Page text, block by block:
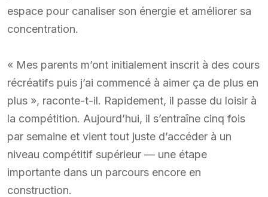
espace pour canaliser son énergie et améliorer sa
concentration.
« Mes parents m’ont initialement inscrit à des cours
récréatifs puis j’ai commencé à aimer ça de plus en
plus », raconte-t-il. Rapidement, il passe du loisir à
la compétition. Aujourd’hui, il s’entraîne cinq fois
par semaine et vient tout juste d’accéder à un
niveau compétitif supérieur — une étape
importante dans un parcours encore en
construction.